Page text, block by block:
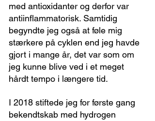
med antioxidanter og derfor var
antiinflammatorisk. Samtidig
begyndte jeg også at føle mig
stærkere på cyklen end jeg havde
gjort i mange år, det var som om
jeg kunne blive ved i et meget
hårdt tempo i længere tid.
I 2018 stiftede jeg for første gang
bekendtskab med hydrogen